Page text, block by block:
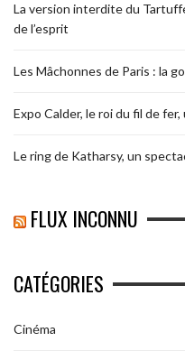
La version interdite du
de l’esprit
Les Mâchonnes de Paris : la
Expo Calder, le roi du fil de
Le ring de Katharsy, un
FLUX INCONNU
CATÉGORIES
Cinéma